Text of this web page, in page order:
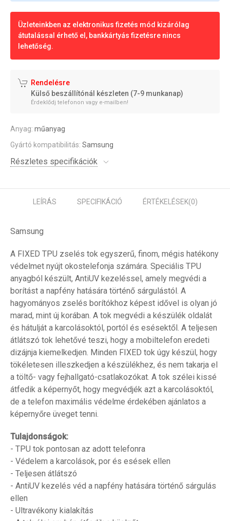
Üzleteinkben az elektronikus fizetés mód kizárólag
átutalással érhető el, bankkártyás fizetésre nincs
lehetőség.
Rendelésre
Külső beszállítónál készleten (7-9 munkanap)
Érdeklődj telefonon vagy e-mailben!
Anyag: műanyag
Gyártó kompatibilitás: Samsung
Részletes specifikációk
LEÍRÁS SPECIFIKÁCIÓ ÉRTÉKELÉSEK(0)
Samsung
A FIXED TPU zselés tok egyszerű, finom, mégis hatékony
védelmet nyújt okostelefonja számára. Speciális TPU
anyagból készült, AntiUV kezeléssel, amely megvédi a
borítást a napfény hatására történő sárgulástól. A
hagyományos zselés borítókhoz képest idővel is olyan jó
marad, mint új korában. A tok megvédi a készülék oldalát
és hátulját a karcolásoktól, portól és esésektől. A teljesen
átlátszó tok lehetővé teszi, hogy a mobiltelefon eredeti
dizájnja kiemelkedjen. Minden FIXED tok úgy készül, hogy
tökéletesen illeszkedjen a készülékhez, és nem takarja el
a töltő- vagy fejhallgató-csatlakozókat. A tok szélei kissé
átfedik a képernyőt, hogy megvédjék azt a karcolásoktól,
de a telefon maximális védelme érdekében ajánlatos a
képernyőre üveget tenni.
Tulajdonságok:
- TPU tok pontosan az adott telefonra
- Védelem a karcolások, por és esések ellen
- Teljesen átlátszó
- AntiUV kezelés véd a napfény hatására történő sárgulás
ellen
- Ultravékony kialakítás